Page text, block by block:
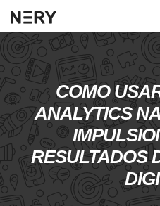
COMO
ANALYTICS
RESULTADOS